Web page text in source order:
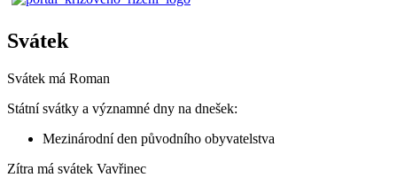
Svátek
Svátek má Roman
Státní svátky a významné dny na dnešek:
Mezinárodní den původního obyvatelstva
Zítra má svátek Vavřinec